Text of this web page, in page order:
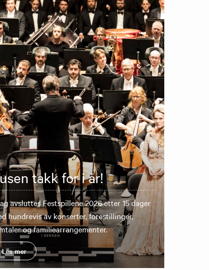
takk for i år!
avsluttes Festspillene 2026 etter 15 dager
hundrevis av konserter, forestillinger,
og familiearrangementer.
Les mer